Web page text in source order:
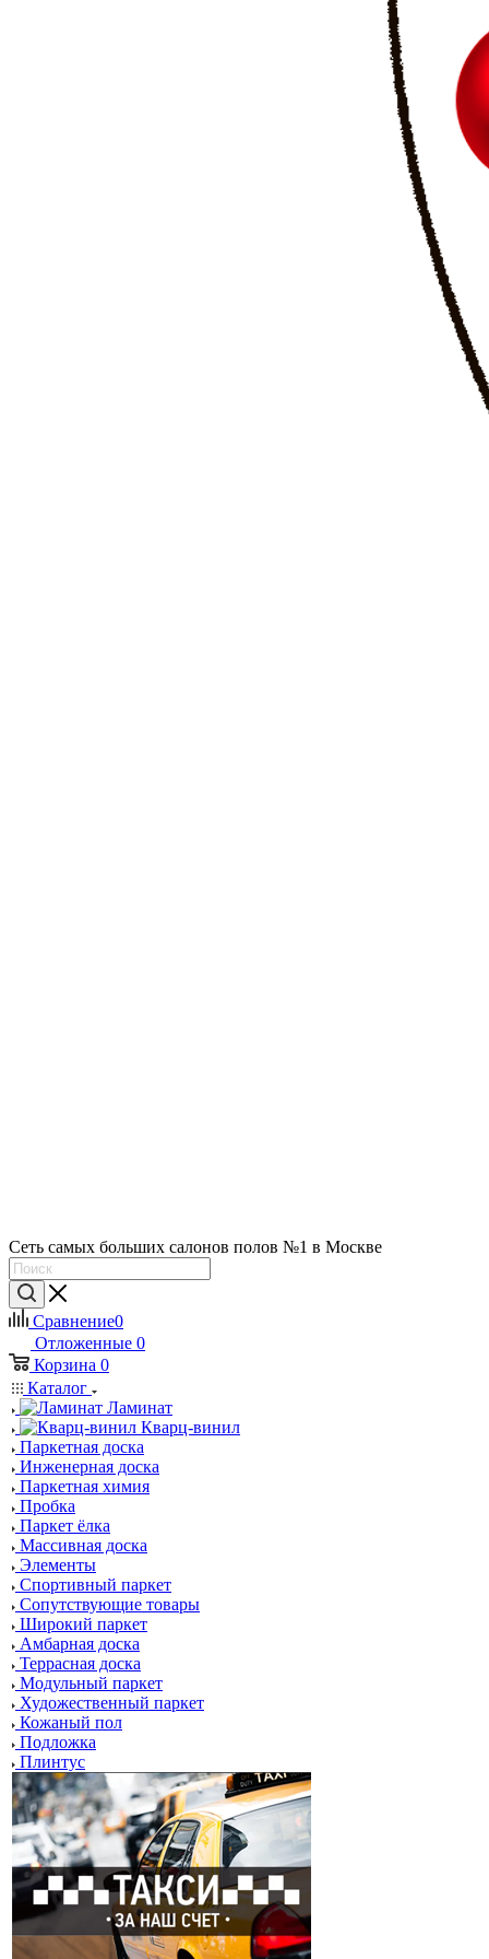
Сеть самых больших салонов полов №1 в Москве
Сравнение0
Отложенные 0
Корзина 0
Каталог
Ламинат
Кварц-винил
Паркетная доска
Инженерная доска
Паркетная химия
Пробка
Паркет ёлка
Массивная доска
Элементы
Спортивный паркет
Сопутствующие товары
Широкий паркет
Амбарная доска
Террасная доска
Модульный паркет
Художественный паркет
Кожаный пол
Подложка
Плинтус